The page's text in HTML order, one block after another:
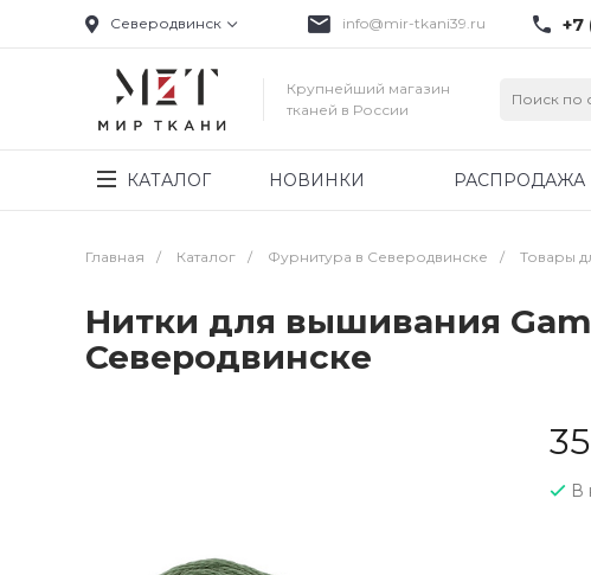
Северодвинск info@mir-tkani39.ru +7
Крупнейший магазин
тканей в России
КАТАЛОГ НОВИНКИ РАСПРОДАЖА
Главная / Каталог / Фурнитура в Северодвинске / Товары
Нитки для вышивания
Северодвинске
В